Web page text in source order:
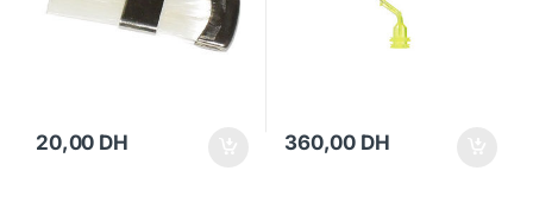
20,00 DH 360,00 DH